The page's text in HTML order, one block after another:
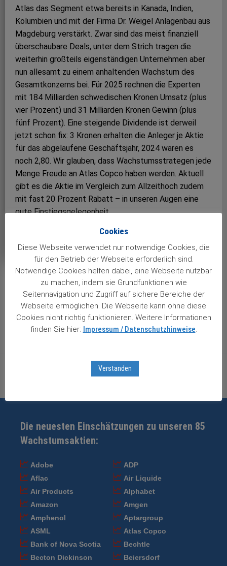
Atlas das Segment etwa bereits in Kanada, Indien,
Kolumbien und mit der Firma Dr. Weigel Anlagenbau aus
Magdeburg verstärkt. Zwar sind das meist finanziell
überschaubare Deals, unter dem Strich tragen die
weiterhin großteils eigenständigen Unternehmen aber
nun allesamt zu einem anhaltenden Wachstum des
Gesamtkonzerns bei. Für 2025 rechnen die Experten
mit 184 Milliarden schwedischen Kronen Umsatz (plus
vier Prozent) und 31 Milliarden Kronen Gewinn (plus
fünf Prozent). Eine steigende Dividende ist derweil
jetzt schon fix: 3 Kronen erhalten die Anleger je Aktie
für das abgelaufene Geschäftsjahr, 2024 waren es
noch 2,80. Wir glauben, dass Wachstumsstrategen jede
Menge Freude an Atlas Copco haben werden. Aktuell
gibt es die Aktie im Vergleich zum Allzeithoch zudem
mit fast 20 Prozent Rabatt – in unseren Augen eine
gute Einstiegsgelegenheit.
navigation
Nächster Beitrag
Rückschlag bei Amazon Grund zur Sorge – oder seltene
Chance?
Vorheriger Beitrag
Fuchs bleibt auf Wachstumskurs
Die neuesten Einschätzungen zu unseren 85
Wachstumsaktien:
Adobe
ADP
Aflac
Air Liquide
Air Products
Alphabet
Amazon
Amgen
Amphenol
Aptargroup
ASML
Atlas Copco
Bank of Nova Scotia
Bechtle
Becton Dickinson
Beiersdorf
Cookies
Diese Webseite verwendet nur notwendige Cookies, die
für den Betrieb der Webseite erforderlich sind.
Notwendige Cookies helfen dabei, eine Webseite nutzbar
zu machen, indem sie Grundfunktionen wie
Seitennavigation und Zugriff auf sichere Bereiche der
Webseite ermöglichen. Die Webseite kann ohne diese
Cookies nicht richtig funktionieren. Weitere Informationen
finden Sie hier: Impressum / Datenschutzhinweise.
Verstanden